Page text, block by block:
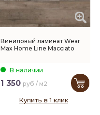
Виниловый ламинат Wear
Max Home Line Macciato
В наличии
1 350 руб / м2
Купить в 1 клик